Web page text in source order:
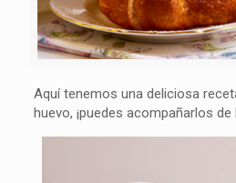
Aquí tenemos una deliciosa
huevo, ¡puedes acompañarlos